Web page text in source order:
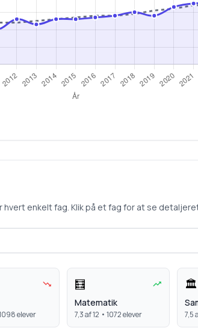
hvert enkelt fag. Klik på et fag for at se
elever
🧮
Matematik
7,3af 12 • 1072elever
🏛️
7,5